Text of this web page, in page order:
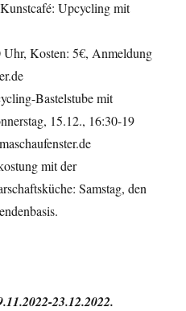
Upcycling mit
Uhr, Kosten: 5€, Anmeldung
Bastelstube mit
15.12., 16:30-19
mit der
Samstag, den
23.12.2022.